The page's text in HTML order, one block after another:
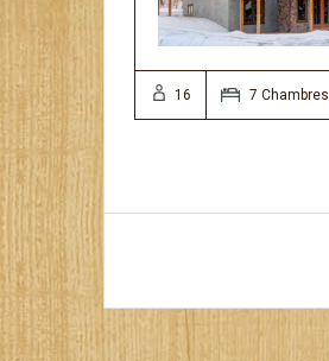
16 7 Chambres